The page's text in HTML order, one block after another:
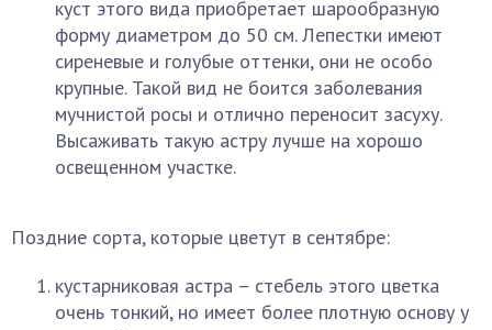
куст этого вида приобретает шарообразную
форму диаметром до 50 см. Лепестки имеют
сиреневые и голубые оттенки, они не особо
крупные. Такой вид не боится заболевания
мучнистой росы и отлично переносит засуху.
Высаживать такую астру лучше на хорошо
освещенном участке.
Поздние сорта, которые цветут в сентябре:
кустарниковая астра – стебель этого цветка
очень тонкий, но имеет более плотную основу у